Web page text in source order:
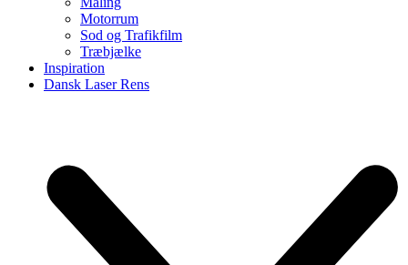
Motorrum
Sod og Trafikfilm
Træbjælke
Inspiration
Dansk Laser Rens